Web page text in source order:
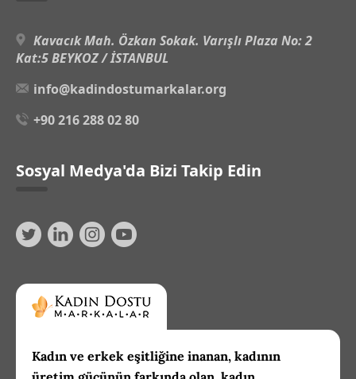
Kavacık Mah. Özkan Sokak. Varışlı Plaza No: 2
Kat:5 BEYKOZ / İSTANBUL
info@kadindostumarkalar.org
+90 216 288 02 80
Sosyal Medya'da Bizi Takip Edin
Kadın ve erkek eşitliğine inanan, kadının